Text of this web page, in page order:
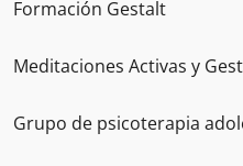
Formación Gestalt
Meditaciones Activas y
Grupo de psicoterapia